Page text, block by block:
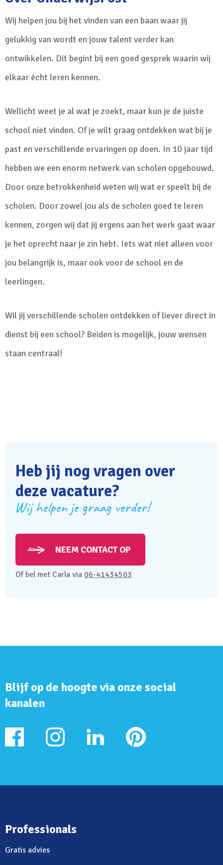
Wij helpen jou bij het vinden van een baan waar jij
gelukkig van wordt en jouw talent verder kan
ontwikkelen. Dit begint bij een goed gesprek waarin wij
elkaar écht leren kennen.
Wellicht weet je al wat je zoekt, maar kun je de juiste
school niet vinden. Of je wilt graag ontdekken wat bij je
past en verschillende ervaringen op doen. In 10 jaar tijd
hebben we een enorm netwerk van scholen opgebouwd.
Door onze betrokkenheid weten wij wat er speelt bij de
scholen. Door zowel jou als de scholen goed te leren
kennen, zorgen wij dat jij ergens aan het werk gaat waar
je het oprecht naar je zin hebt. Iets wat niet alleen voor
jou belangrijk is, maar ook voor de school en de
leerlingen.
Wil jij verschillende scholen ontdekken of liever direct in
dienst bij een school? Beiden is mogelijk, jouw wensen
staan centraal!
Heb jij nog vragen over
deze vacature?
Wij helpen je graag verder!
NEEM CONTACT OP
Of bel met Carla via 06-41434503
Blijf op de hoogte via onze social
kanalen
Professionals
Gratis advies